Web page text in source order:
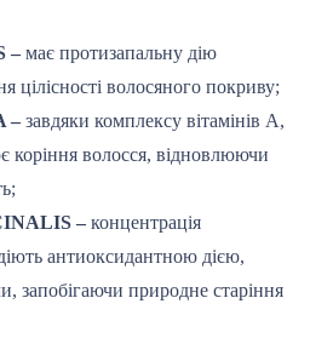
– має протизапальну дію
цілісності волосяного покриву;
– завдяки комплексу вітамінів A,
коріння волосся, відновлюючи
– концентрація
антиоксидантною дією,
запобігаючи природне старіння